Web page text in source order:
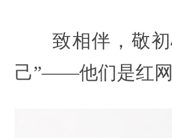
致相伴，敬
己”——他们是红网